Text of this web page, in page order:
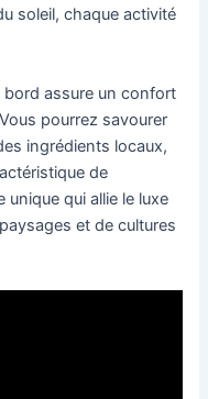
soleil, chaque activité
bord assure un confort
pourrez savourer
ingrédients locaux,
de
unique qui allie le luxe
et de cultures